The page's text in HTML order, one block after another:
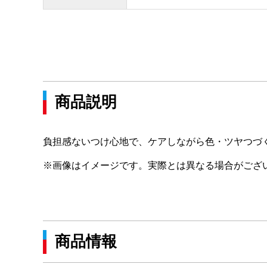
商品説明
負担感ないつけ心地で、ケアしながら色・ツヤつづ
※画像はイメージです。実際とは異なる場合がござ
商品情報